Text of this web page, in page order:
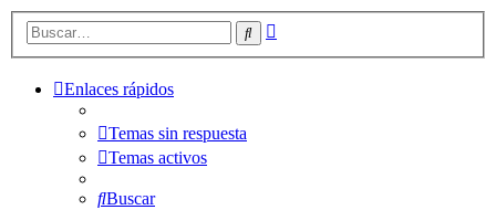
Buscar
Enlaces rápidos
Temas sin respuesta
Temas activos
Buscar